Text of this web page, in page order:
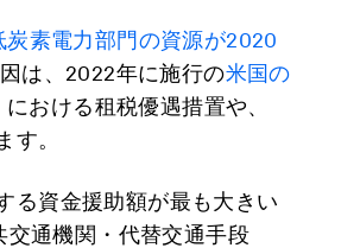
炭素電力部門の資源が2020
は、2022年に施行の米国の
における租税優遇措置や、
す。
る資金援助額が最も大きい
通機関・代替交通手段